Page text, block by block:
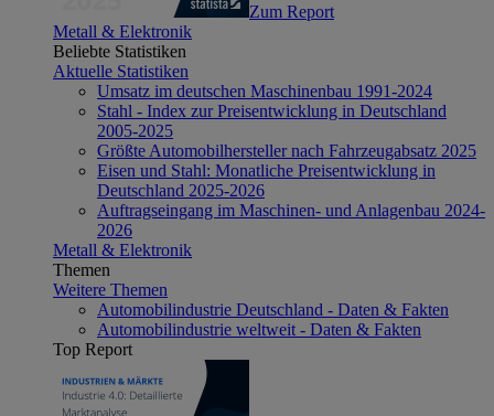
Zum Report
Metall & Elektronik
Beliebte Statistiken
Aktuelle Statistiken
Umsatz im deutschen Maschinenbau 1991-2024
Stahl - Index zur Preisentwicklung in Deutschland
2005-2025
Größte Automobilhersteller nach Fahrzeugabsatz 2025
Eisen und Stahl: Monatliche Preisentwicklung in
Deutschland 2025-2026
Auftragseingang im Maschinen- und Anlagenbau 2024-
2026
Metall & Elektronik
Themen
Weitere Themen
Automobilindustrie Deutschland - Daten & Fakten
Automobilindustrie weltweit - Daten & Fakten
Top Report